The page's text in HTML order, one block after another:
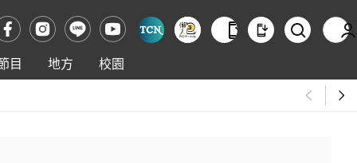
目 地方 校園